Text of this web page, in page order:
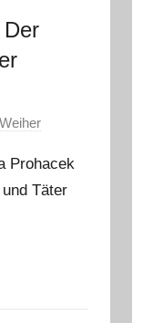
Prohacek
Täter